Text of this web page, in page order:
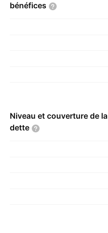
bénéfices
Niveau et couverture de la
dette